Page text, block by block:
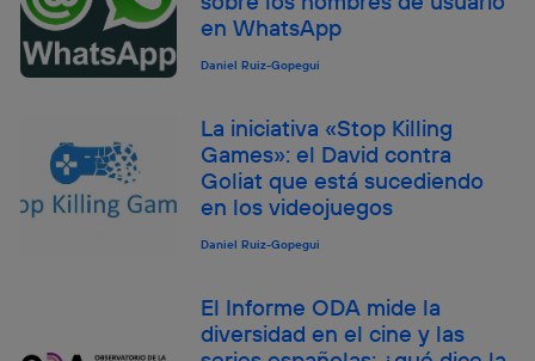
en WhatsApp
Daniel Ruiz-Gopegui
La iniciativa «Stop Killing
Games»: el David contra
Goliat que está sucediendo
en los videojuegos
Daniel Ruiz-Gopegui
El Informe ODA mide la
diversidad en el cine y las